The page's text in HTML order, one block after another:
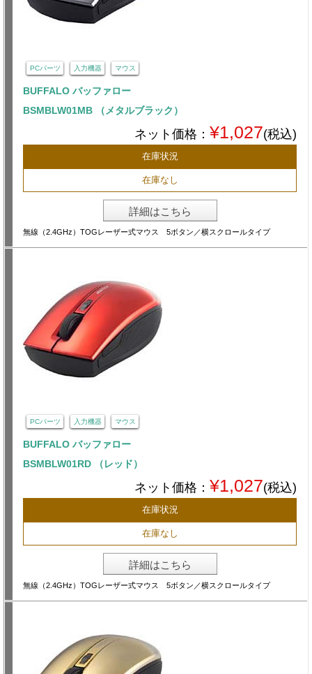
PCパーツ 入力機器 マウス
BUFFALO バッファロー
BSMBLW01MB （メタルブラック）
ネット価格： ¥1,027(税込)
在庫状況
在庫なし
詳細はこちら
無線（2.4GHz）TOGレーザー式マウス 5ボタン／横スクロールタイプ
PCパーツ 入力機器 マウス
BUFFALO バッファロー
BSMBLW01RD （レッド）
ネット価格： ¥1,027(税込)
在庫状況
在庫なし
詳細はこちら
無線（2.4GHz）TOGレーザー式マウス 5ボタン／横スクロールタイプ